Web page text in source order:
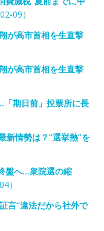
09）
が高市首相を生直撃
が高市首相を生直撃
期日前」投票所に長
情勢は？“選挙熱”を
盤へ…衆院選の縮
）
言“違法だから社外で